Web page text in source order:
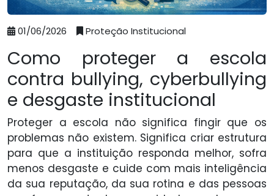
01/06/2026 Proteção Institucional
Como proteger a escola
contra bullying, cyberbullying
e desgaste institucional
Proteger a escola não significa fingir que os
problemas não existem. Significa criar estrutura
para que a instituição responda melhor, sofra
menos desgaste e cuide com mais inteligência
da sua reputação, da sua rotina e das pessoas